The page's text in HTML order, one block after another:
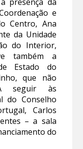
e
Centro, Ana
da Unidade
do Interior,
também a
Estado do
que não
seguir às
do Conselho
Carlos
– a sala
do